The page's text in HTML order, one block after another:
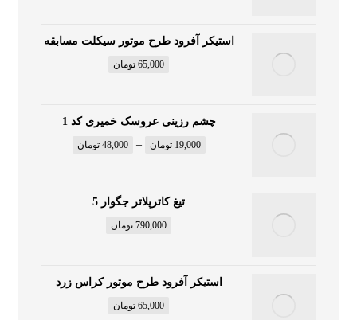
استیکر آفرود طرح موتور سیکلت مسابقه
65,000 تومان
چشم رزینی عروسک خمیری کد 1
19,000 تومان –
48,000 تومان
تیغ کاترپلاتر جگوار 5
790,000 تومان
استیکر آفرود طرح موتور کراس زرد
65,000 تومان